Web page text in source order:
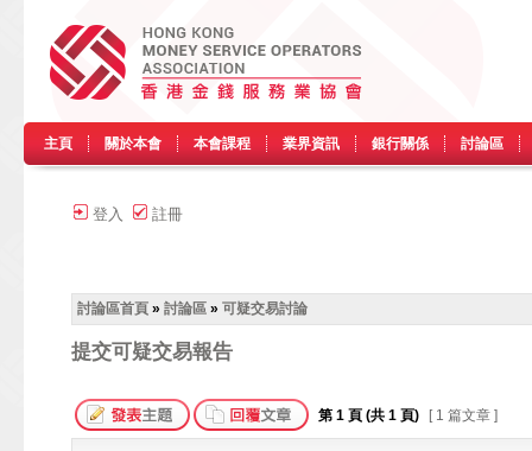
主頁 關於本會 本會課程 業界資訊 銀行關係 討論區
登入 註冊
討論區首頁 » 討論區 » 可疑交易討論
提交可疑交易報告
第 1 頁 (共 1 頁) [ 1 篇文章 ]